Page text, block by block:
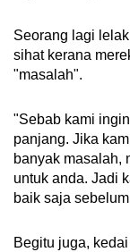
Seorang lagi
sihat kerana
"masalah".
"Sebab kami
panjang. Jika
banyak masalah,
untuk anda. Jadi
baik saja
Begitu juga,